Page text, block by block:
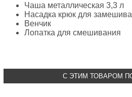
Чаша металлическая 3,3 л
Насадка крюк для
Венчик
Лопатка для смешивания
С ЭТИМ ТОВАРОМ